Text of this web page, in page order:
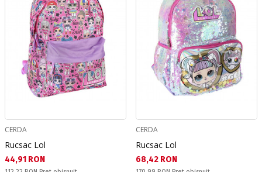
CERDA
Rucsac Lol
Текуща цена:
44,91 RON
CERDA
Rucsac Lol
Текуща цена:
68,42 RON